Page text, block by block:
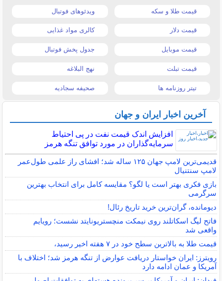
قیمت طلا و سکه ویدئوهای فوتبال
قیمت دلار کالری مواد غذایی
قیمت موبایل جدول پخش فوتبال
قیمت تبلت نهج البلاغه
تیتر روزنامه ها صحیفه سجادیه
آخرین اخبار ایران و جهان
افزایش اندک قیمت نفت در پی احتیاط
سرمایه‌گذاران در مورد توافق تنگه هرمز
قدیمی‌ترین لامپ جهان ۱۲۵ ساله شد؛ افشای راز علمی طول‌عمر
لامپ سنتنیال
بازی فکری بهتر است یا لگو؟ مقایسه کامل برای انتخاب بهترین
سرگرمی
دیومانده، گران‌ترین خرید تاریخ رئال!
فاتح لیگ اسکاتلند روی نیمکت منچستریونایتد نشست؛ رویایم
واقعی شد
قیمت طلا به بالاترین سطح خود در ۷ هفته اخیر رسید،
رویترز: ایران خواستار دریافت عوارض از تنگه هرمز شد؛ اختلاف با
آمریکا و عمان ادامه دارد